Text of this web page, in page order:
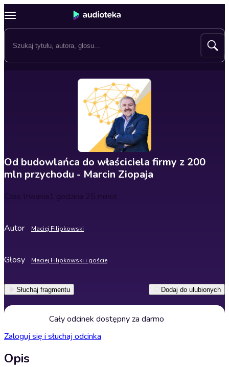
Od budowlańca do właściciela firmy z 200
mln przychodu - Marcin Ziopaja
Czas trwania1 godzina 25 minut
Autor Maciej Filipkowski
Głosy Maciej Filipkowski i goście
Słuchaj fragmentu Dodaj do ulubionych
Cały odcinek dostępny za darmo
Zaloguj się i słuchaj odcinka
Opis